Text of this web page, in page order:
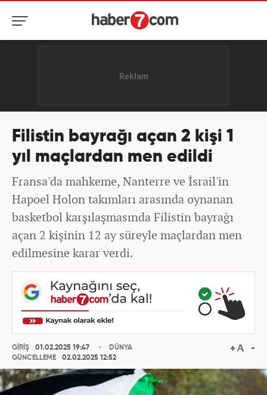
Filistin bayrağı açan 2 kişi 1
yıl maçlardan men edildi
Fransa'da mahkeme, Nanterre ve İsrail'in
Hapoel Holon takımları arasında oynanan
basketbol karşılaşmasında Filistin bayrağı
açan 2 kişinin 12 ay süreyle maçlardan men
edilmesine karar verdi.
GİRİŞ
01.02.2025 19:47
GÜNCELLEME
02.02.2025 12:52
DÜNYA